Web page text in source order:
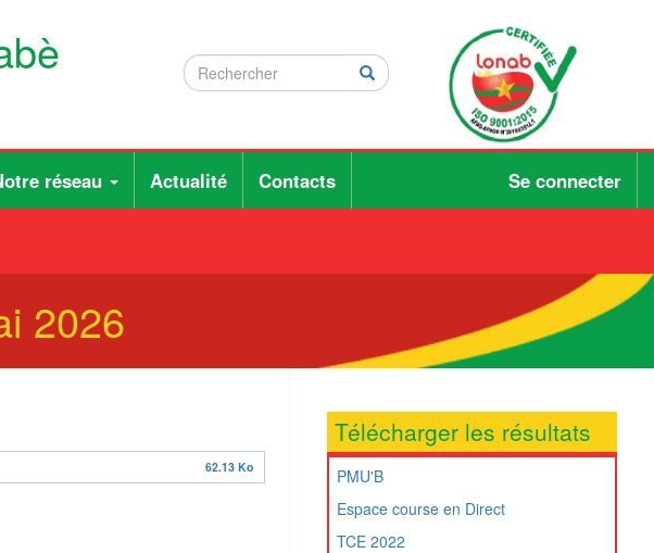
Rechercher
Rechercher Rechercher
réseau Actualité Contacts Se connecter
2026
62.13 Ko
Télécharger les résultats
PMU'B
Espace course en Direct
TCE 2022